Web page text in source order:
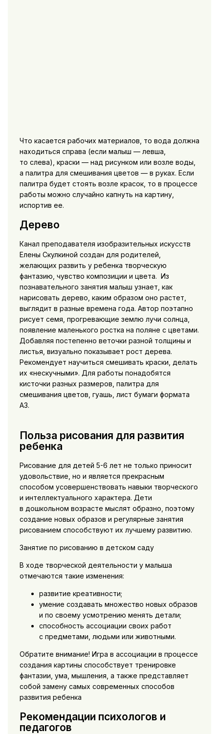
Что касается рабочих материалов, то вода должна
находиться справа (если малыш — левша,
то слева), краски — над рисунком или возле воды,
а палитра для смешивания цветов — в руках. Если
палитра будет стоять возле красок, то в процессе
работы можно случайно капнуть на картину,
испортив ее.
Дерево
Канал преподавателя изобразительных искусств
Елены Скулкиной создан для родителей,
желающих развить у ребенка творческую
фантазию, чувство композиции и цвета. Из
познавательного занятия малыш узнает, как
нарисовать дерево, каким образом оно растет,
выглядит в разные времена года. Автор поэтапно
рисует семя, прогревающие землю лучи солнца,
появление маленького ростка на поляне с цветами.
Добавляя постепенно веточки разной толщины и
листья, визуально показывает рост дерева.
Рекомендует научиться смешивать краски, делать
их «нескучными». Для работы понадобятся
кисточки разных размеров, палитра для
смешивания цветов, гуашь, лист бумаги формата
А3.
Польза рисования для развития
ребенка
Рисование для детей 5-6 лет не только приносит
удовольствие, но и является прекрасным
способом усовершенствовать навыки творческого
и интеллектуального характера. Дети
в дошкольном возрасте мыслят образно, поэтому
создание новых образов и регулярные занятия
рисованием способствуют их лучшему развитию.
Занятие по рисованию в детском саду
В ходе творческой деятельности у малыша
отмечаются такие изменения:
развитие креативности;
умение создавать множество новых образов
и по своему усмотрению менять детали;
способность ассоциации своих работ
с предметами, людьми или животными.
Обратите внимание! Игра в ассоциации в процессе
создания картины способствует тренировке
фантазии, ума, мышления, а также представляет
собой замену самых современных способов
развития ребенка
Рекомендации психологов и
педагогов